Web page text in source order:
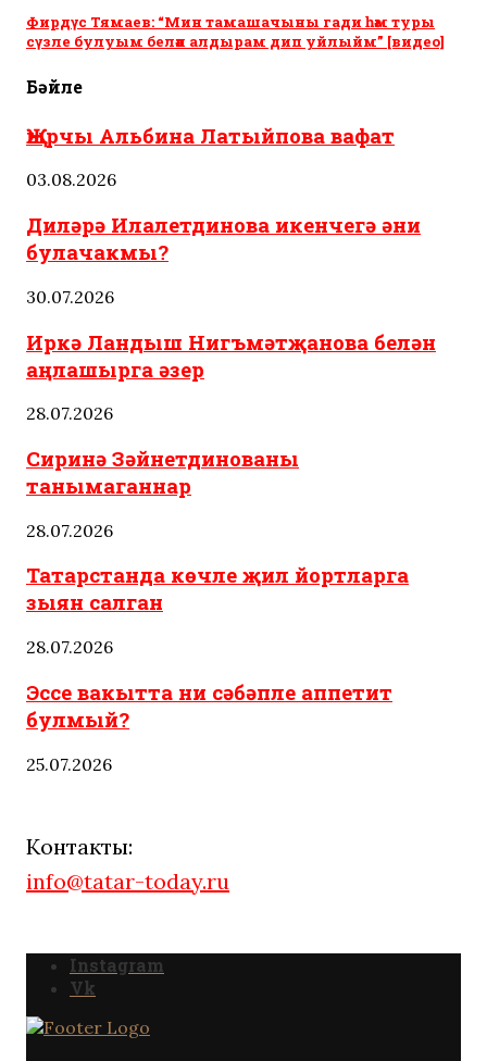
Фирдүс Тямаев: “Мин тамашачыны гади һәм туры
сүзле булуым белән алдырам дип уйлыйм” [видео]
Бәйле
Җырчы Альбина Латыйпова вафат
03.08.2026
Диләрә Илалетдинова икенчегә әни
булачакмы?
30.07.2026
Иркә Ландыш Нигъмәтҗанова белән
аңлашырга әзер
28.07.2026
Сиринә Зәйнетдинованы
танымаганнар
28.07.2026
Татарстанда көчле җил йортларга
зыян салган
28.07.2026
Эссе вакытта ни сәбәпле аппетит
булмый?
25.07.2026
Контакты:
info@tatar-today.ru
Instagram
Vk